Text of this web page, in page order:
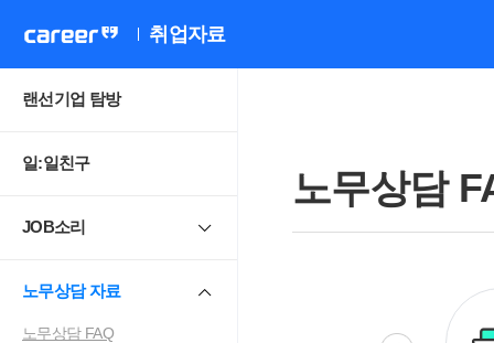
취업자료
랜선기업 탐방
일:일친구
JOB소리
노무상담 자료
노무상담 FAQ
노무상담